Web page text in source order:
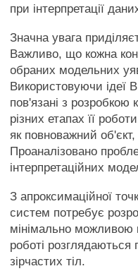
при інтерпретації
Значна увага
Важливо, що кожна
обраних модельних
Використовуючи ідеї
пов'язані з розробкою
різних етапах її
як повноважний
Проаналізовано
інтерпретаційних
З апроксимаційної
систем потребує
мінімально можливою
роботі розглядаються
зірчастих тіл.